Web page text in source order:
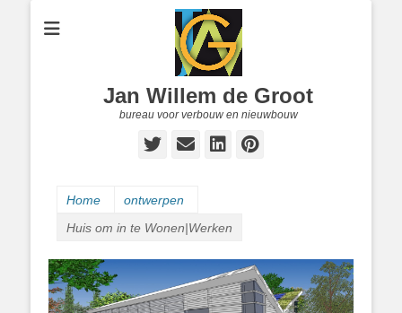
Jan Willem de Groot
bureau voor verbouw en nieuwbouw
Twitter
E-
LinkedIn
Pinterest
Home
ontwerpen
Huis om in te Wonen|Werken